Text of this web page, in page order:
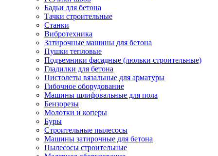
Бадьи для бетона
Тачки строительные
Станки
Вибротехника
Затирочные машины для бетона
Пушки тепловые
Подъемники фасадные (люльки строительные)
Гладилки для бетона
Пистолеты вязальные для арматуры
Гибочное оборудование
Машины шлифовальные для пола
Бензорезы
Молотки и коперы
Буры
Строительные пылесосы
Машины затирочные для бетона
Пылесосы строительные